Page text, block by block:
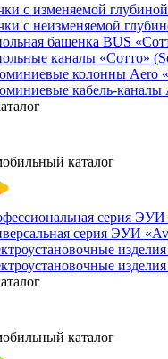
с изменяемой
с неизменяемой
башенка BUS
каналы «Сотто»
колонны Aero
кабель-каналы
каталог
серия
серия ЭУИ
каталог